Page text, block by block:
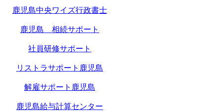
鹿児島中央ワイズ行政書士
鹿児島 相続サポート
社員研修サポート
リストラサポート鹿児島
解雇サポート鹿児島
鹿児島給与計算センター